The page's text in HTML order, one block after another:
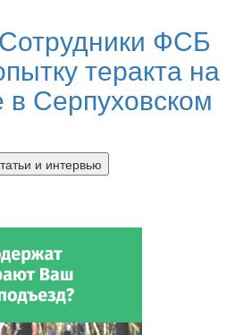
Сотрудники ФСБ
теракта на
в Серпуховском
и интервью